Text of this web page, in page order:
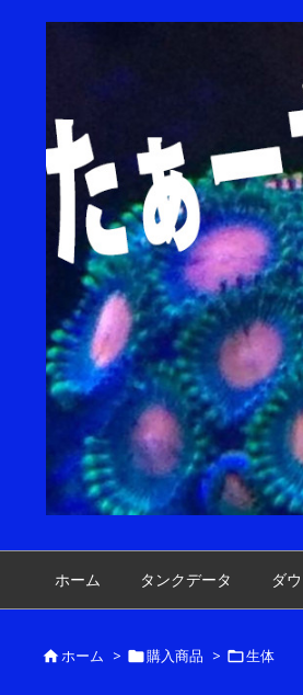
ホーム タンクデータ ダ
ホーム > 購入商品 > 生体